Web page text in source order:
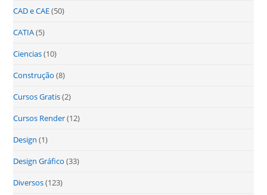
CAD e CAE(50)
CATIA(5)
Ciencias(10)
Construção (8)
Cursos Gratis(2)
Cursos Render(12)
Design (1)
Design Gráfico (33)
Diversos(123)